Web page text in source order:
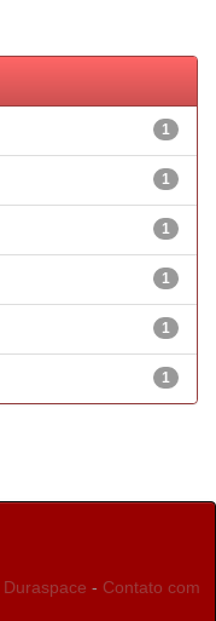
1
1
1
1
1
1
Duraspace - Contato com